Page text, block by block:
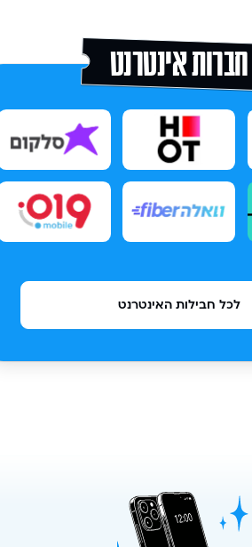
אינטרנט
חבילות האינטרנט